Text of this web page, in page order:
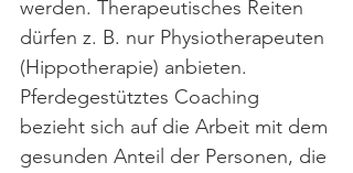
werden. Therapeutisches Reiten
dürfen z. B. nur Physiotherapeuten
(Hippotherapie) anbieten.
Pferdegestütztes Coaching
bezieht sich auf die Arbeit mit dem
gesunden Anteil der Personen, die